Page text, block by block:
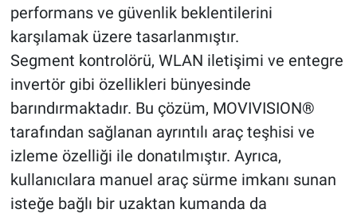
performans ve güvenlik beklentilerini
karşılamak üzere tasarlanmıştır.
Segment kontrolörü, WLAN iletişimi ve entegre
invertör gibi özellikleri bünyesinde
barındırmaktadır. Bu çözüm, MOVIVISION®
tarafından sağlanan ayrıntılı araç teşhisi ve
izleme özelliği ile donatılmıştır. Ayrıca,
kullanıcılara manuel araç sürme imkanı sunan
isteğe bağlı bir uzaktan kumanda da